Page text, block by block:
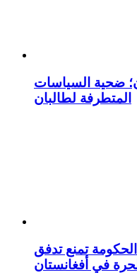
ضحية السياسات
المتطرفة لطالبان
تمنع تدفق
في أفغانستان